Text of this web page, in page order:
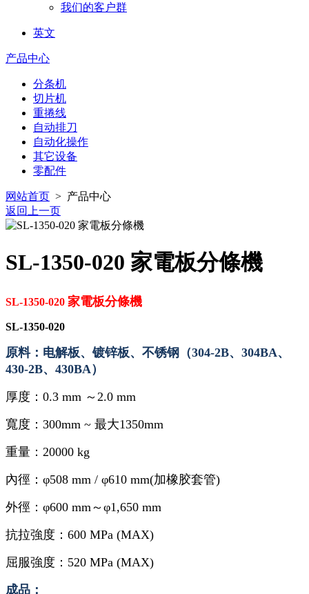
我们的客户群
英文
产品中心
分条机
切片机
重捲线
自动排刀
自动化操作
其它设备
零配件
网站首页 > 产品中心
返回上一页
SL-1350-020 家電板分條機
SL-1350-020 家電板分條機
SL-1350-020
原料：电解板、镀锌板、不锈钢（304-2B、304BA、
430-2B、430BA）
厚度：0.3 mm ～ 2.0 mm
寬度：300mm ~ 最大1350mm
重量：20000 kg
內徑：φ508 mm / φ610 mm(加橡胶套管)
外徑：φ600 mm～φ1,650 mm
抗拉強度：600 MPa (MAX)
屈服強度：520 MPa (MAX)
成品：